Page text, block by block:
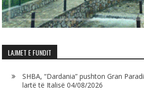
LAJMET E FUNDIT
SHBA, “Dardania” pushton Gran
lartë të Italisë 04/08/2026